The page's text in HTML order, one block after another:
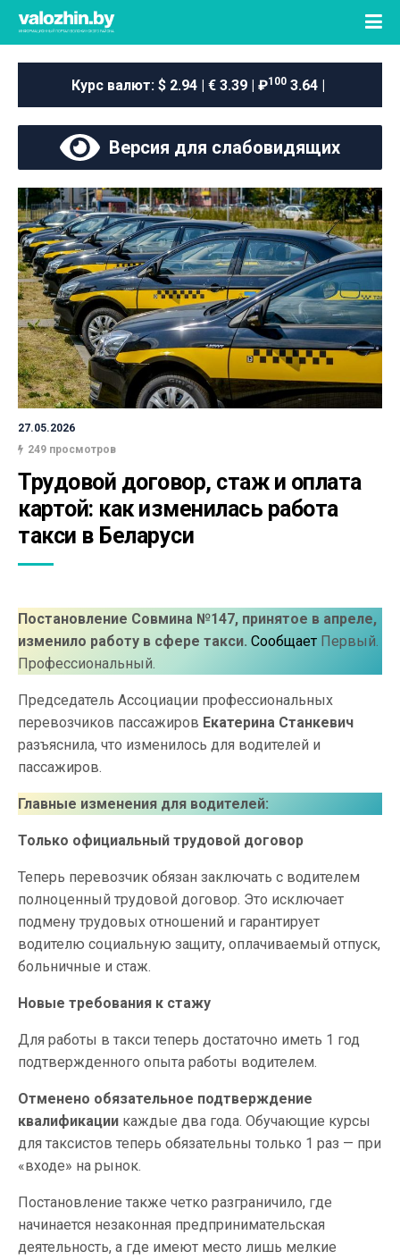
Курс валют: $ 2.94 | € 3.39 | ₽100 3.64 |
Версия для слабовидящих
27.05.2026
249 просмотров
Трудовой договор, стаж и оплата
картой: как изменилась работа
такси в Беларуси
Постановление Совмина №147, принятое в апреле,
изменило работу в сфере такси. Сообщает Первый.
Профессиональный.
Председатель Ассоциации профессиональных
перевозчиков пассажиров Екатерина Станкевич
разъяснила, что изменилось для водителей и
пассажиров.
Главные изменения для водителей:
Только официальный трудовой договор
Теперь перевозчик обязан заключать с водителем
полноценный трудовой договор. Это исключает
подмену трудовых отношений и гарантирует
водителю социальную защиту, оплачиваемый отпуск,
больничные и стаж.
Новые требования к стажу
Для работы в такси теперь достаточно иметь 1 год
подтвержденного опыта работы водителем.
Отменено обязательное подтверждение
квалификации каждые два года. Обучающие курсы
для таксистов теперь обязательны только 1 раз — при
«входе» на рынок.
Постановление также четко разграничило, где
начинается незаконная предпринимательская
деятельность, а где имеют место лишь мелкие